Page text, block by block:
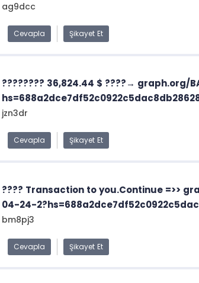
ag9dcc
Cevapla Şikayet Et
???????? 36,824.44 $ ????→ graph.org/
jzn3dr
Cevapla Şikayet Et
???? Transaction to you.Continue =>>
04-24-
bm8pj3
Cevapla Şikayet Et